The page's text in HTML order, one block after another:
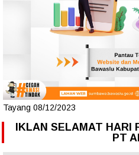
Tayang 08/12/2023
IKLAN SELAMAT HARI
PT